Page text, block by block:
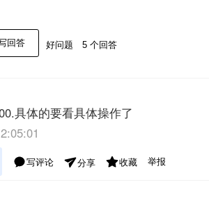
回答 好问题 5 个回答
具体的要看具体操作了
写评论 分享 收藏 举报